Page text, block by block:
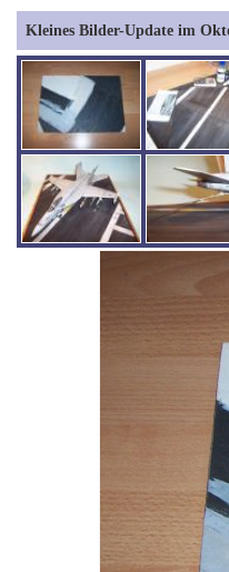
Kleines Bilder-Update im